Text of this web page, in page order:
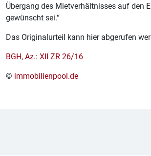
Übergang des Mietverhältnisses auf den
gewünscht sei.“
Das Originalurteil kann hier abgerufen
BGH, Az.: XII ZR 26/16
© immobilienpool.de